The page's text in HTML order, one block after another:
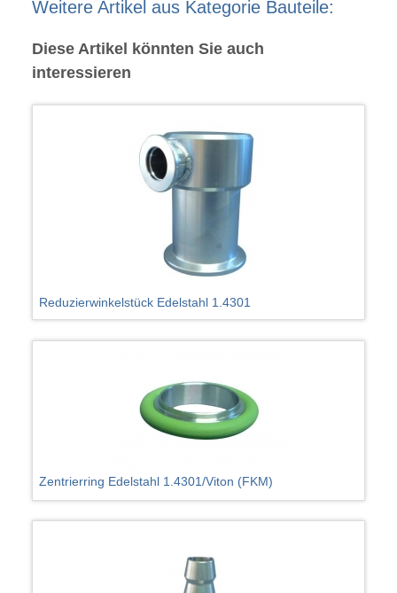
Weitere Artikel aus Kategorie Bauteile:
Diese Artikel könnten Sie auch
interessieren
Reduzierwinkelstück Edelstahl 1.4301
Zentrierring Edelstahl 1.4301/Viton (FKM)